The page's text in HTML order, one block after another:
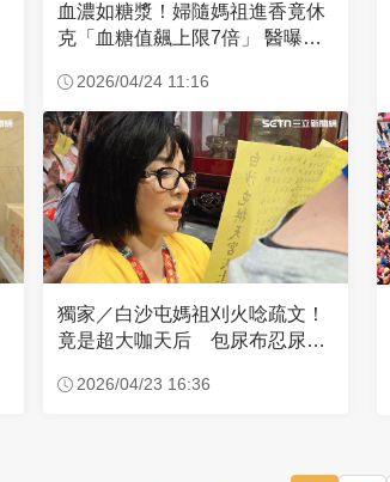
血濃如糖漿！婦隨媽祖進香竟休
克「血糖值飆上限7倍」 醫曝原
2026/04/24 11:16
獨家／白沙屯媽祖刈火唸疏文！
竟是超大咖天后 包尿布忍尿5
2026/04/23 16:36